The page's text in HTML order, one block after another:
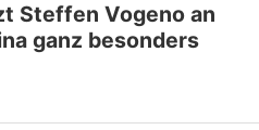
Steffen Vogeno an
ganz besonders